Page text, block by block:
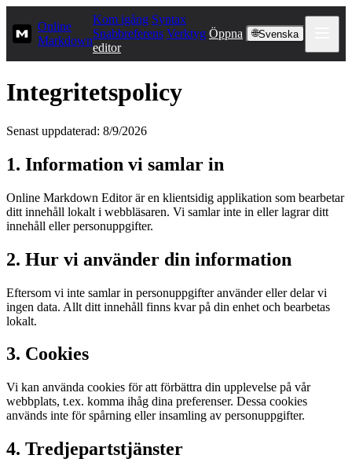
Online
Markdown
Kom igång Syntax
Snabbreferens Verktyg Öppna
editor
🌐Svenska
Integritetspolicy
Senast uppdaterad: 8/9/2026
1. Information vi samlar in
Online Markdown Editor är en klientsidig applikation som bearbetar
ditt innehåll lokalt i webbläsaren. Vi samlar inte in eller lagrar ditt
innehåll eller personuppgifter.
2. Hur vi använder din information
Eftersom vi inte samlar in personuppgifter använder eller delar vi
ingen data. Allt ditt innehåll finns kvar på din enhet och bearbetas
lokalt.
3. Cookies
Vi kan använda cookies för att förbättra din upplevelse på vår
webbplats, t.ex. komma ihåg dina preferenser. Dessa cookies
används inte för spårning eller insamling av personuppgifter.
4. Tredjepartstjänster